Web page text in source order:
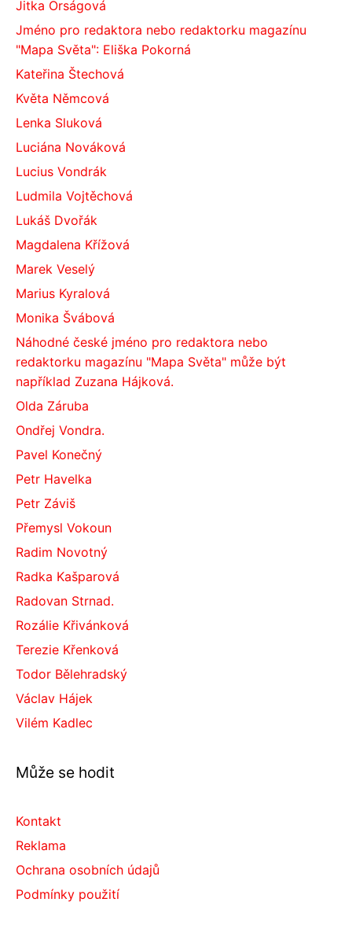
Jitka Orságová
Jméno pro redaktora nebo redaktorku magazínu
"Mapa Světa": Eliška Pokorná
Kateřina Štechová
Květa Němcová
Lenka Sluková
Luciána Nováková
Lucius Vondrák
Ludmila Vojtěchová
Lukáš Dvořák
Magdalena Křížová
Marek Veselý
Marius Kyralová
Monika Švábová
Náhodné české jméno pro redaktora nebo
redaktorku magazínu "Mapa Světa" může být
například Zuzana Hájková.
Olda Záruba
Ondřej Vondra.
Pavel Konečný
Petr Havelka
Petr Záviš
Přemysl Vokoun
Radim Novotný
Radka Kašparová
Radovan Strnad.
Rozálie Křivánková
Terezie Křenková
Todor Bělehradský
Václav Hájek
Vilém Kadlec
Může se hodit
Kontakt
Reklama
Ochrana osobních údajů
Podmínky použití